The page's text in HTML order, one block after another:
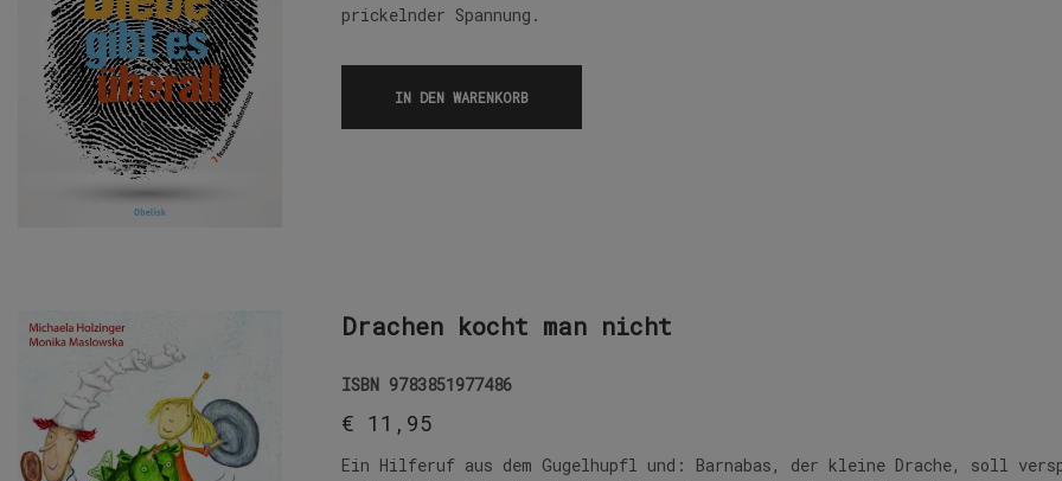
prickelnder Spannung.
IN DEN WARENKORB
Drachen kocht man nicht
ISBN 9783851977486
€ 11,95
Ein Hilferuf aus dem Gugelhupfl und: Barnabas, der kleine Drache, soll